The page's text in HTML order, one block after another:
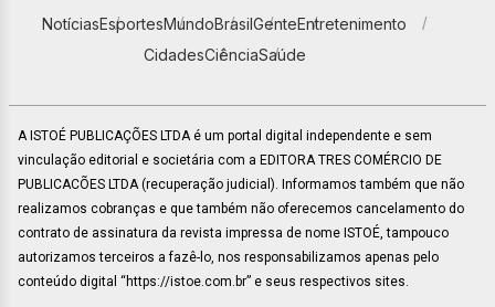
NotíciasEsportesMundoBrasilGenteEntretenimento
CidadesCiênciaSaúde
A ISTOÉ PUBLICAÇÕES LTDA é um portal digital independente e sem
vinculação editorial e societária com a EDITORA TRES COMÉRCIO DE
PUBLICACÕES LTDA (recuperação judicial). Informamos também que não
realizamos cobranças e que também não oferecemos cancelamento do
contrato de assinatura da revista impressa de nome ISTOÉ, tampouco
autorizamos terceiros a fazê-lo, nos responsabilizamos apenas pelo
conteúdo digital “https://istoe.com.br” e seus respectivos sites.